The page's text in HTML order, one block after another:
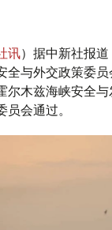
讯）据中新社报
全与外交政策委员
尔木兹海峡安全
会通过。